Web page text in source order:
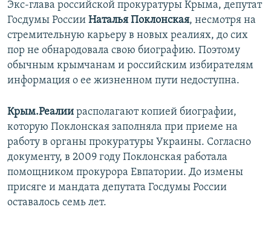
Экс-глава российской прокуратуры Крыма, депутат
Госдумы России Наталья Поклонская, несмотря на
стремительную карьеру в новых реалиях, до сих
пор не обнародовала свою биографию. Поэтому
обычным крымчанам и российским избирателям
информация о ее жизненном пути недоступна.
Крым.Реалии располагают копией биографии,
которую Поклонская заполняла при приеме на
работу в органы прокуратуры Украины. Согласно
документу, в 2009 году Поклонская работала
помощником прокурора Евпатории. До измены
присяге и мандата депутата Госдумы России
оставалось семь лет.